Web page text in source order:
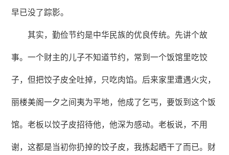
早已没了踪影。
其实，勤俭节约是中华民族的优良传统。先讲个故
事。一个财主的儿子不知道节约，常到一个饭馆里吃饺
子，但把饺子皮全吐掉，只吃肉馅。后来家里遭遇火灾，
丽楼美阁一夕之间夷为平地，他成了乞丐，要饭到这个饭
馆。老板以饺子皮招待他，他深为感动。老板说，不用
谢，这都是当初你扔掉的饺子皮，我拣起晒干了而已。财